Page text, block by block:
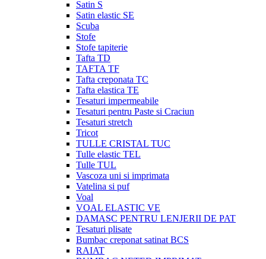
Satin S
Satin elastic SE
Scuba
Stofe
Stofe tapiterie
Tafta TD
TAFTA TF
Tafta creponata TC
Tafta elastica TE
Tesaturi impermeabile
Tesaturi pentru Paste si Craciun
Tesaturi stretch
Tricot
TULLE CRISTAL TUC
Tulle elastic TEL
Tulle TUL
Vascoza uni si imprimata
Vatelina si puf
Voal
VOAL ELASTIC VE
DAMASC PENTRU LENJERII DE PAT
Tesaturi plisate
Bumbac creponat satinat BCS
RAIAT